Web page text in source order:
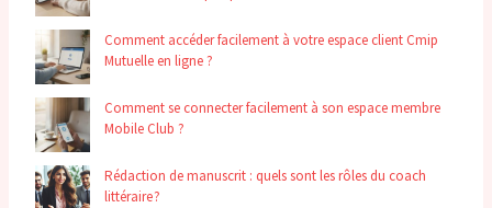
Comment accéder facilement à votre espace client Cmip
Mutuelle en ligne ?
Comment se connecter facilement à son espace membre
Mobile Club ?
Rédaction de manuscrit : quels sont les rôles du coach
littéraire ?